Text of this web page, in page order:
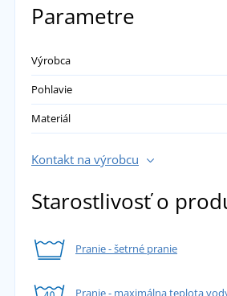
Parametre
Výrobca
Pohlavie
Materiál
Kontakt na výrobcu
Starostlivosť o
Pranie - šetrné pranie